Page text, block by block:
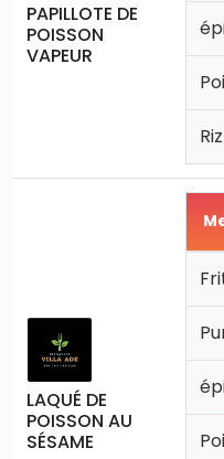
PAPILLOTE DE
POISSON
VAPEUR
Riz
LAQUÉ DE
POISSON AU
SÉSAME